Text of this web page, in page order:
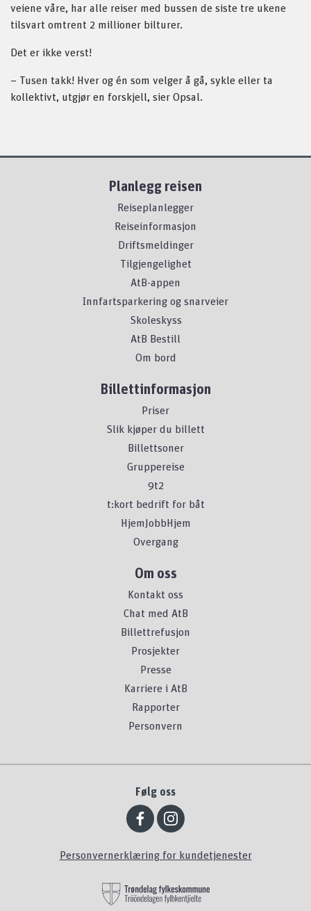
veiene våre, har alle reiser med bussen de siste tre ukene
tilsvart omtrent 2 millioner bilturer.
Det er ikke verst!
– Tusen takk! Hver og én som velger å gå, sykle eller ta
kollektivt, utgjør en forskjell, sier Opsal.
Planlegg reisen
Reiseplanlegger
Reiseinformasjon
Driftsmeldinger
Tilgjengelighet
AtB-appen
Innfartsparkering og snarveier
Skoleskyss
AtB Bestill
Om bord
Billettinformasjon
Priser
Slik kjøper du billett
Billettsoner
Gruppereise
9t2
t:kort bedrift for båt
HjemJobbHjem
Overgang
Om oss
Kontakt oss
Chat med AtB
Billettrefusjon
Prosjekter
Presse
Karriere i AtB
Rapporter
Personvern
Følg oss
Personvernerklæring for kundetjenester